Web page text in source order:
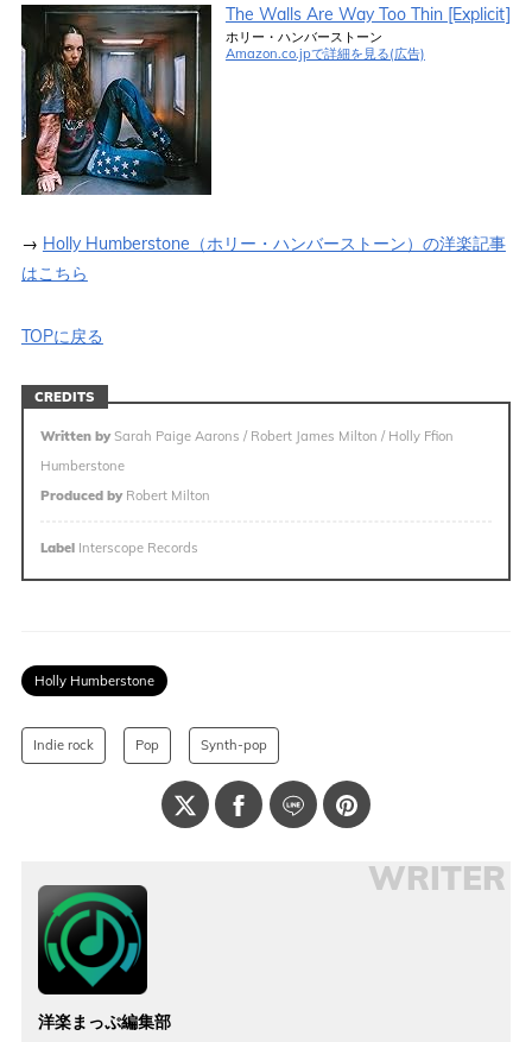
The Walls Are Way Too Thin [Explicit]
ホリー・ハンバーストーン
Amazon.co.jpで詳細を見る(広告)
→ Holly Humberstone（ホリー・ハンバーストーン）の洋楽記事
はこちら
TOPに戻る
CREDITS
Written bySarah Paige Aarons / Robert James Milton / Holly Ffion
Humberstone
Produced byRobert Milton
LabelInterscope Records
Holly Humberstone
Indie rock Pop Synth-pop
WRITER
洋楽まっぷ編集部